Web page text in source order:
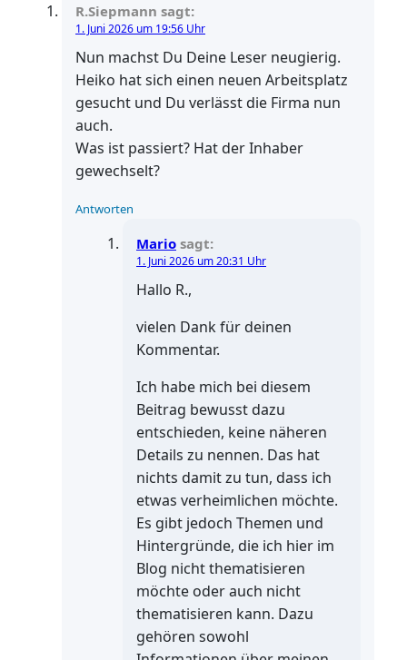
R.Siepmann sagt:
1. Juni 2026 um 19:56 Uhr
Nun machst Du Deine Leser neugierig.
Heiko hat sich einen neuen Arbeitsplatz
gesucht und Du verlässt die Firma nun
auch.
Was ist passiert? Hat der Inhaber
gewechselt?
Antworten
Mario sagt:
1. Juni 2026 um 20:31 Uhr
Hallo R.,
vielen Dank für deinen
Kommentar.
Ich habe mich bei diesem
Beitrag bewusst dazu
entschieden, keine näheren
Details zu nennen. Das hat
nichts damit zu tun, dass ich
etwas verheimlichen möchte.
Es gibt jedoch Themen und
Hintergründe, die ich hier im
Blog nicht thematisieren
möchte oder auch nicht
thematisieren kann. Dazu
gehören sowohl